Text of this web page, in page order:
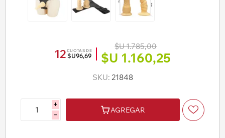
12 CUOTAS DE
$U96,69
$U 1.785,00
$U 1.160,25
SKU: 21848
i
h
AGREGAR